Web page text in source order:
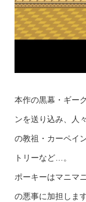
本作の黒幕・ギー
ンを送り込み、人
の教祖・カーペイ
トリーなど…。
ポーキーはマニマ
の悪事に加担します